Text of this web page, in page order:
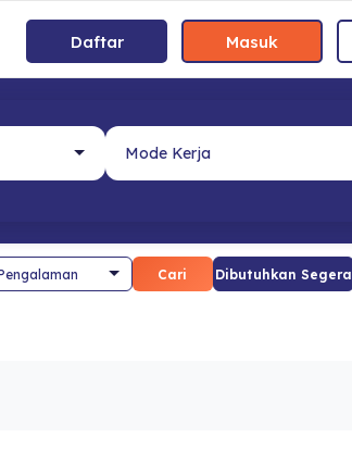
Daftar Masuk
Cari Dibutuhkan Segera